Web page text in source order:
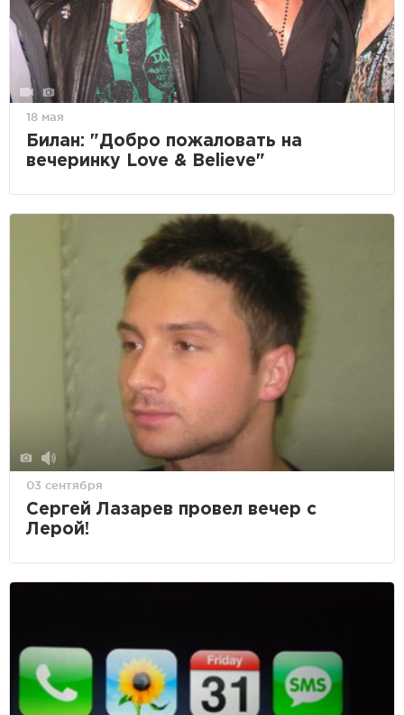
18 мая
Билан: "Добро пожаловать на
вечеринку Love & Believe"
03 сентября
Сергей Лазарев провел вечер с
Лерой!